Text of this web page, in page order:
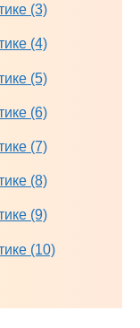
(3)
(4)
(5)
(6)
(7)
(8)
(9)
(10)